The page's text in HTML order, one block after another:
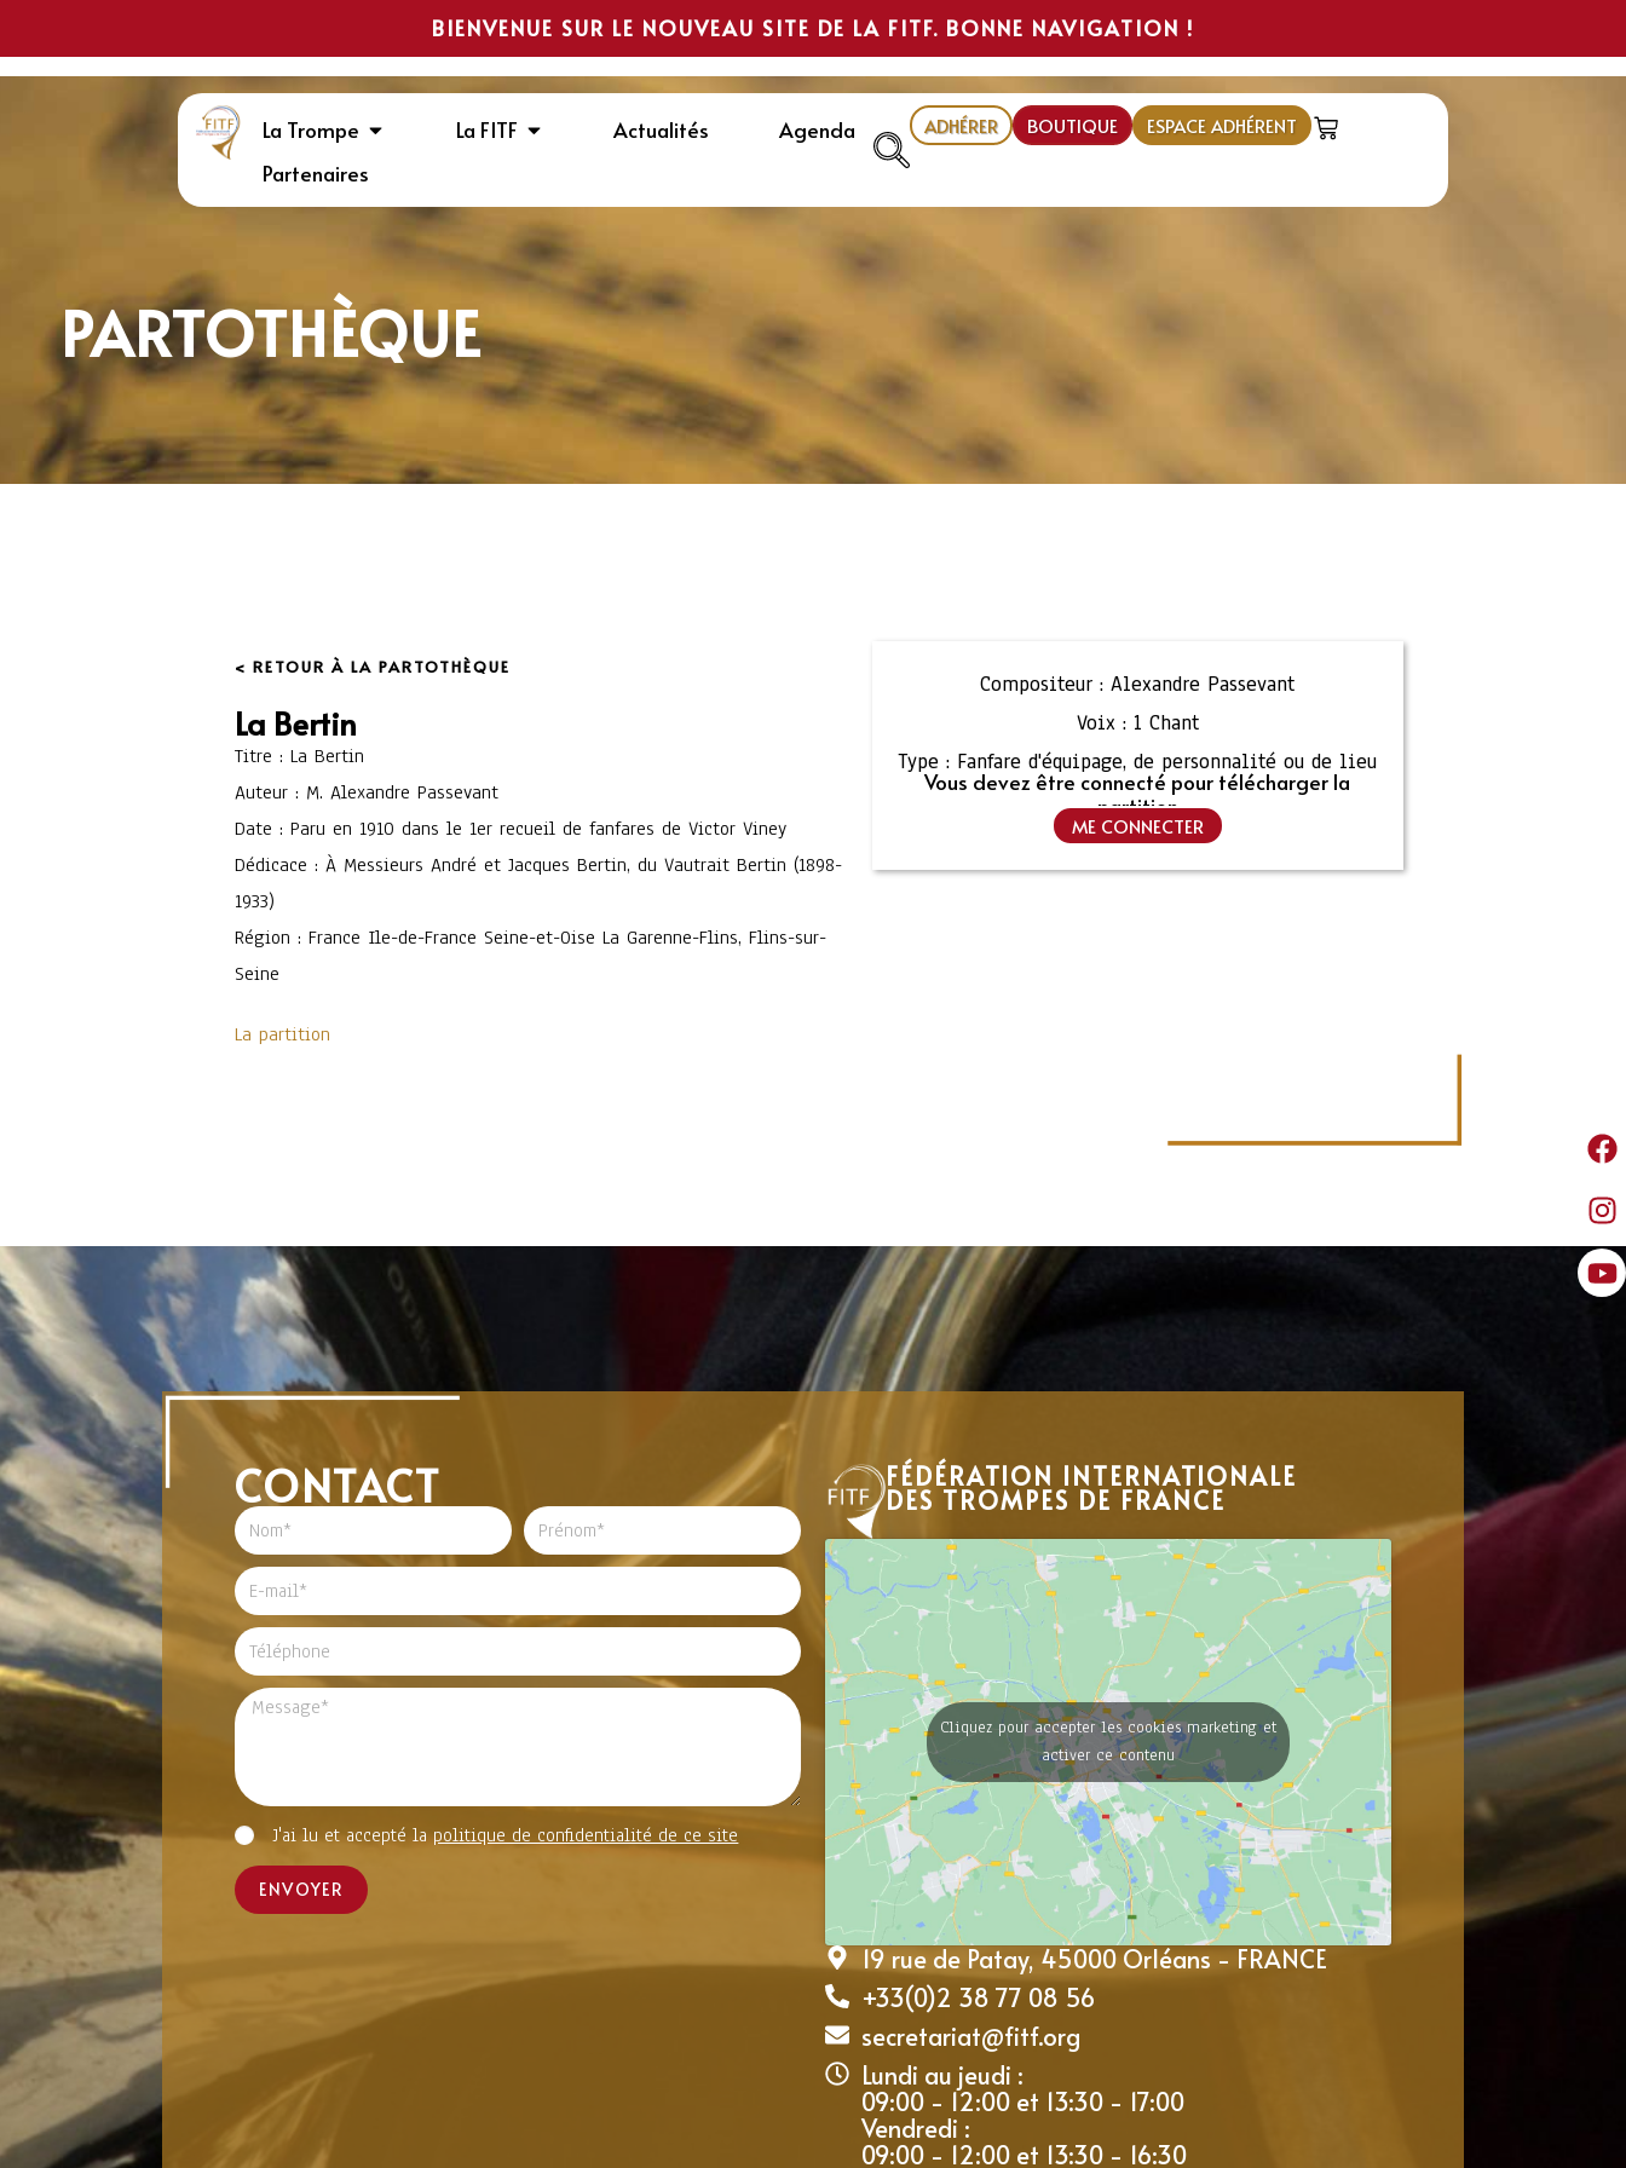
BIENVENUE SUR LE NOUVEAU SITE DE LA FITF. BONNE NAVIGATION !
La Trompe La FITF Actualités
Agenda
Partenaires
ADHÉRER BOUTIQUE ESPACE ADHÉRENT
PARTOTHÈQUE
< RETOUR À LA PARTOTHÈQUE
La Bertin
Titre : La Bertin
Auteur : M. Alexandre Passevant
Date : Paru en 1910 dans le 1er recueil de fanfares de Victor Viney
Dédicace : À Messieurs André et Jacques Bertin, du Vautrait Bertin (1898-
1933)
Région : France Ile-de-France Seine-et-Oise La Garenne-Flins, Flins-sur-
Seine
La partition
Compositeur : Alexandre Passevant
Voix : 1 Chant
Type : Fanfare d'équipage, de personnalité ou de lieu
Vous devez être connecté pour télécharger la
partition
ME CONNECTER
CONTACT
J'ai lu et accepté lapolitique de confidentialité de ce site
ENVOYER
FÉDÉRATION INTERNATIONALE
DES TROMPES DE FRANCE
Cliquez pour accepter les cookies marketing et
activer ce contenu
19 rue de Patay, 45000 Orléans - FRANCE
+33(0)2 38 77 08 56
secretariat@fitf.org
Lundi au jeudi :
09:00 - 12:00 et 13:30 - 17:00
Vendredi :
09:00 - 12:00 et 13:30 - 16:30